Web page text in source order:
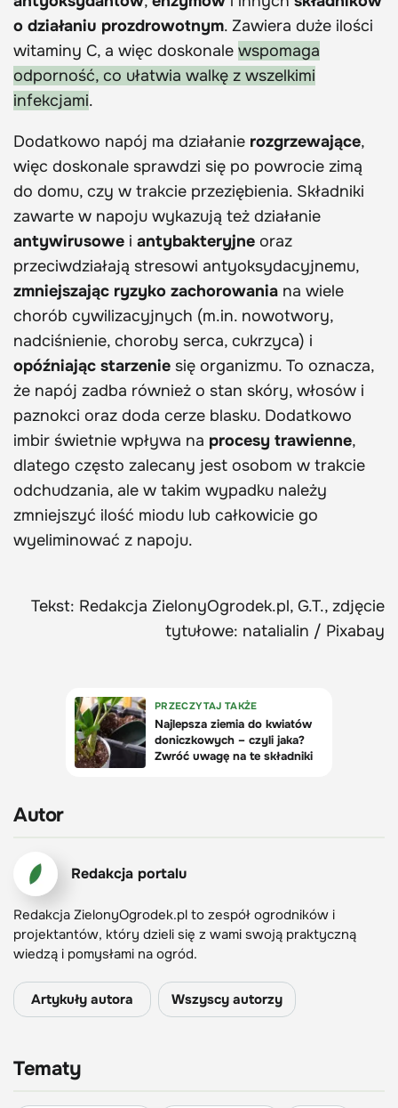
o działaniu prozdrowotnym. Zawiera duże ilości
witaminy C, a więc doskonale wspomaga
odporność, co ułatwia walkę z wszelkimi
infekcjami.
Dodatkowo napój ma działanie rozgrzewające,
więc doskonale sprawdzi się po powrocie zimą
do domu, czy w trakcie przeziębienia. Składniki
zawarte w napoju wykazują też działanie
antywirusowe i antybakteryjne oraz
przeciwdziałają stresowi antyoksydacyjnemu,
zmniejszając ryzyko zachorowania na wiele
chorób cywilizacyjnych (m.in. nowotwory,
nadciśnienie, choroby serca, cukrzyca) i
opóźniając starzenie się organizmu. To oznacza,
że napój zadba również o stan skóry, włosów i
paznokci oraz doda cerze blasku. Dodatkowo
imbir świetnie wpływa na procesy trawienne,
dlatego często zalecany jest osobom w trakcie
odchudzania, ale w takim wypadku należy
zmniejszyć ilość miodu lub całkowicie go
wyeliminować z napoju.
Tekst: Redakcja ZielonyOgrodek.pl, G.T., zdjęcie
tytułowe: natalialin / Pixabay
Autor
Redakcja portalu
Redakcja ZielonyOgrodek.pl to zespół ogrodników i
projektantów, który dzieli się z wami swoją praktyczną
wiedzą i pomysłami na ogród.
Artykuły autora Wszyscy autorzy
Tematy